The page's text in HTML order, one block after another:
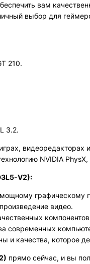
вам
выбор для
210.
3.2.
NVIDIA
V2):
графическому
видео.
современных
и качества, которое
прямо сейчас, и вы